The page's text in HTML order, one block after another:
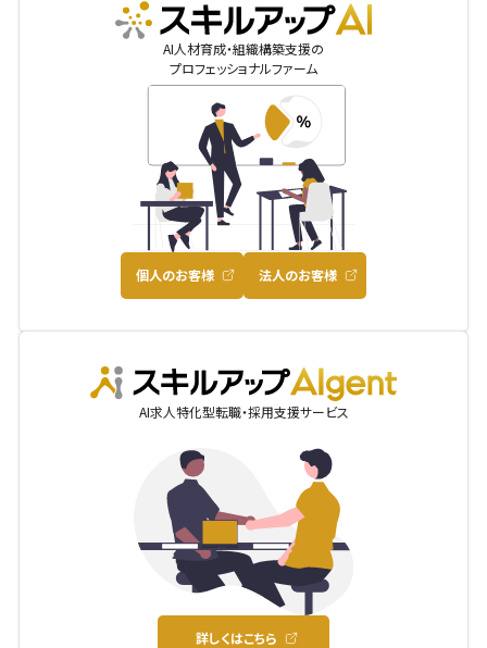
skillupai
AI人材育成・組織構築支援の
プロフェッショナルファーム
個人のお客様 法人のお客様
AIgent
AI求人特化型転職・採用支援サービス
詳しくはこちら